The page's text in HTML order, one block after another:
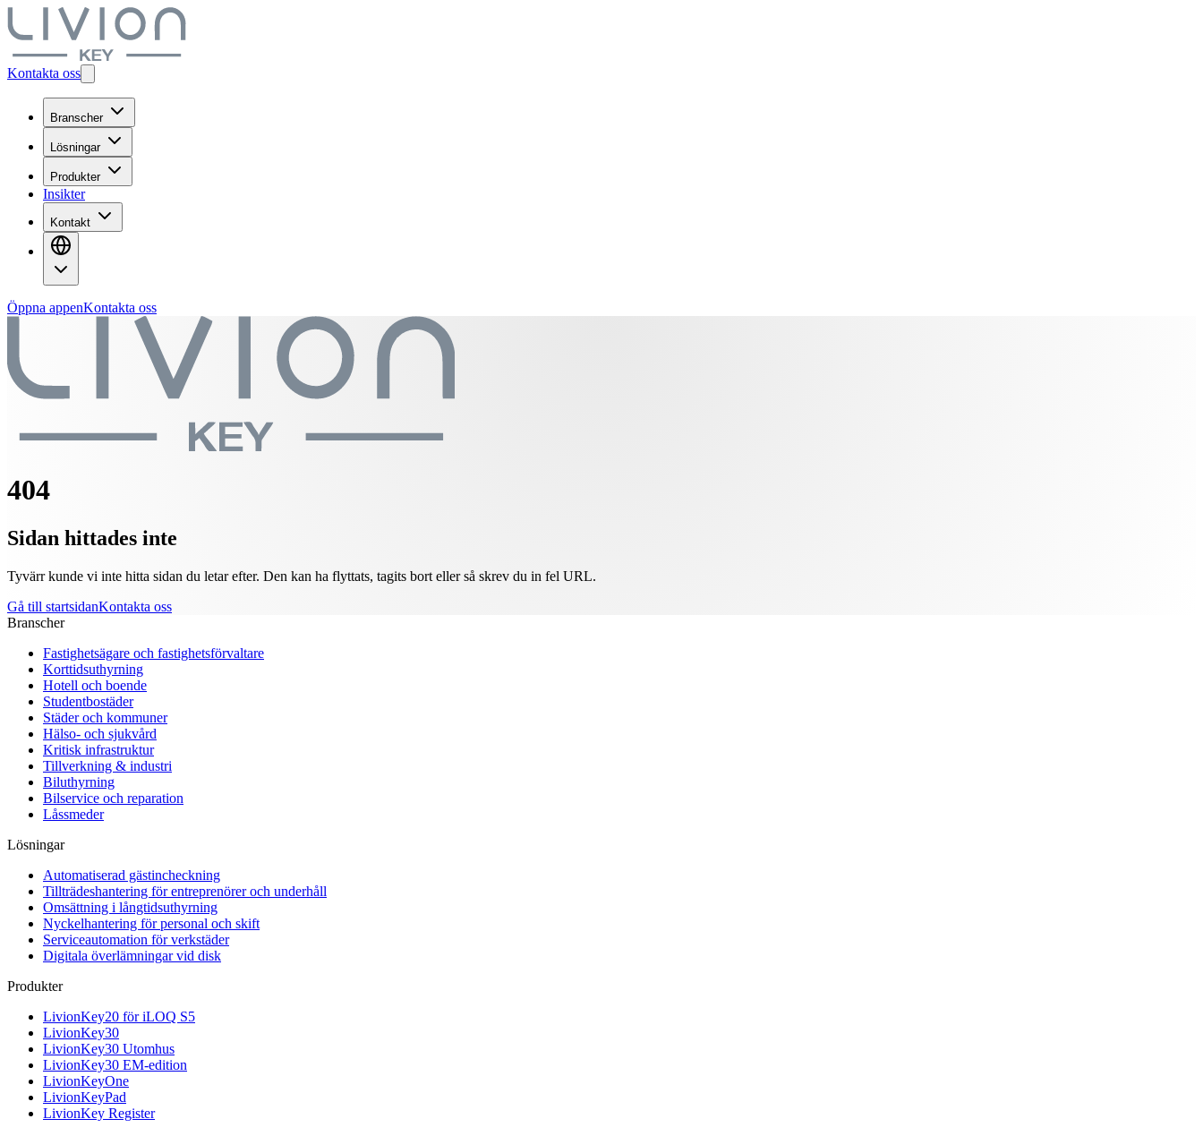
Kontakta oss
Branscher
Lösningar
Produkter
Insikter
Kontakt
Öppna appenKontakta oss
404
Sidan hittades inte
Tyvärr kunde vi inte hitta sidan du letar efter. Den kan ha flyttats, tagits bort eller så skrev du in fel URL.
Gå till startsidanKontakta oss
Branscher
Fastighetsägare och fastighetsförvaltare
Korttidsuthyrning
Hotell och boende
Studentbostäder
Städer och kommuner
Hälso- och sjukvård
Kritisk infrastruktur
Tillverkning & industri
Biluthyrning
Bilservice och reparation
Låssmeder
Lösningar
Automatiserad gästincheckning
Tillträdeshantering för entreprenörer och underhåll
Omsättning i långtidsuthyrning
Nyckelhantering för personal och skift
Serviceautomation för verkstäder
Digitala överlämningar vid disk
Produkter
LivionKey20 för iLOQ S5
LivionKey30
LivionKey30 Utomhus
LivionKey30 EM-edition
LivionKeyOne
LivionKeyPad
LivionKey Register